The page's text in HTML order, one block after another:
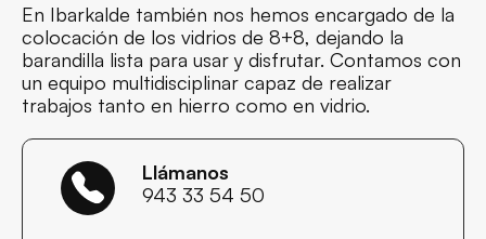
En Ibarkalde también nos hemos encargado de la
colocación de los vidrios de 8+8, dejando la
barandilla lista para usar y disfrutar. Contamos con
un equipo multidisciplinar capaz de realizar
trabajos tanto en hierro como en vidrio.
Llámanos
943 33 54 50